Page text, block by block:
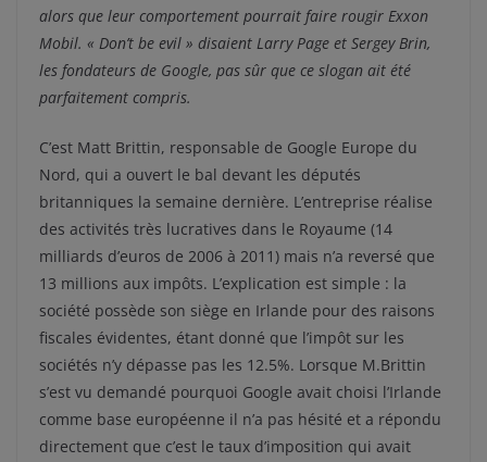
alors que leur comportement pourrait faire rougir Exxon
Mobil. « Don’t be evil » disaient Larry Page et Sergey Brin,
les fondateurs de Google, pas sûr que ce slogan ait été
parfaitement compris.
C’est Matt Brittin, responsable de Google Europe du
Nord, qui a ouvert le bal devant les députés
britanniques la semaine dernière. L’entreprise réalise
des activités très lucratives dans le Royaume (14
milliards d’euros de 2006 à 2011) mais n’a reversé que
13 millions aux impôts. L’explication est simple : la
société possède son siège en Irlande pour des raisons
fiscales évidentes, étant donné que l’impôt sur les
sociétés n’y dépasse pas les 12.5%. Lorsque M.Brittin
s’est vu demandé pourquoi Google avait choisi l’Irlande
comme base européenne il n’a pas hésité et a répondu
directement que c’est le taux d’imposition qui avait